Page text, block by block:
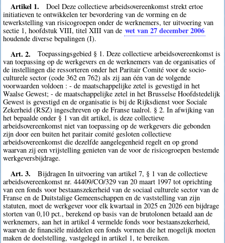
Artikel 1.
Doel Deze collectieve arbeidsovereenkomst strekt ertoe
initiatieven te ontwikkelen ter bevordering van de vorming en de
tewerkstelling van risicogroepen onder de werknemers, ter uitvoering van
sectie 1, hoofdstuk VIII, titel XIII van de wet van 27 december 2006
houdende diverse bepalingen (I).
Art. 2.
Toepassingsgebied § 1. Deze collectieve arbeidsovereenkomst is
van toepassing op de werkgevers en de werknemers van de organisaties of
de instellingen die ressorteren onder het Paritair Comité voor de socio-
culturele sector (code 362 en 762) als zij aan één van de volgende
voorwaarden voldoen : - de maatschappelijke zetel is gevestigd in het
Waalse Gewest; - de maatschappelijke zetel in het Brusselse Hoofdstedelijk
Gewest is gevestigd en de organisatie is bij de Rijksdienst voor Sociale
Zekerheid (RSZ) ingeschreven op de Franse taalrol. § 2. In afwijking van
het bepaalde onder § 1 van dit artikel, is deze collectieve
arbeidsovereenkomst niet van toepassing op de werkgevers die gebonden
zijn door een buiten het paritair comité gesloten collectieve
arbeidsovereenkomst die dezelfde aangelegenheid regelt en op grond
waarvan zij een vrijstelling genieten van de voor de risicogroepen bestemde
werkgeversbijdrage.
Art. 3.
Bijdragen In uitvoering van artikel 7, § 1 van de collectieve
arbeidsovereenkomst nr. 44409/CO/329 van 20 maart 1997 tot oprichting
van een fonds voor bestaanszekerheid van de sociaal culturele sector van de
Franse en de Duitstalige Gemeenschappen en de vaststelling van zijn
statuten, moet de werkgever voor elk kwartaal in 2025 en 2026 een bijdrage
storten van 0,10 pct., berekend op basis van de brutolonen betaald aan de
werknemers, aan het in artikel 4 vermelde fonds voor bestaanszekerheid,
waarvan de financiële middelen een fonds vormen die het mogelijk moeten
maken de doelstelling, vastgelegd in artikel 1, te bereiken.